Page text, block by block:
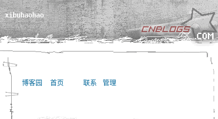
xibuhaohao
博客园 首页 联系 管理